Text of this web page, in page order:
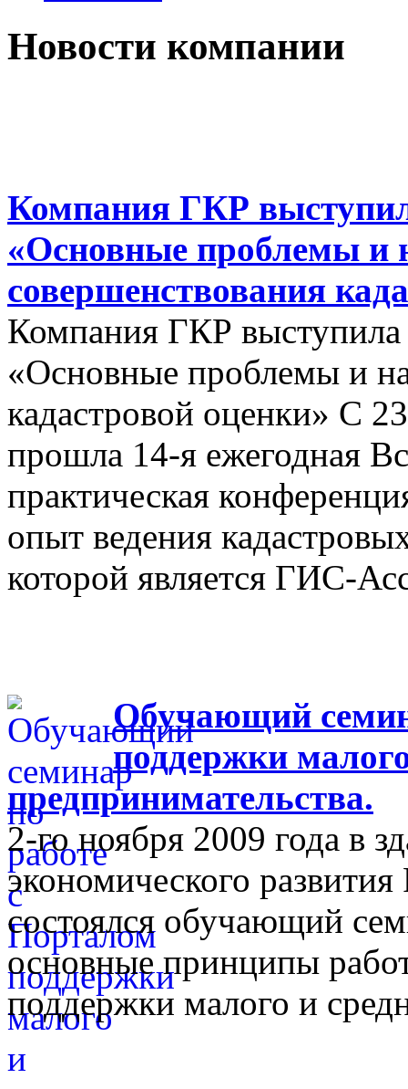
Новости компании
Компания ГКР
«Основные проблемы и
совершенствования
Компания ГКР выступила
«Основные проблемы и
кадастровой оценки» С
прошла 14-я ежегодная
практическая
опыт ведения
которой является ГИС-
Обучающий
поддержки
предпринимательства.
2-го ноября 2009 года в
экономического
состоялся обучающий
основные принципы
поддержки малого и